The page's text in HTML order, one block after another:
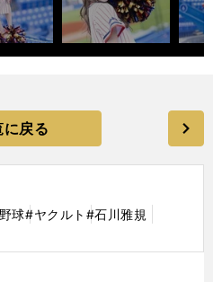
に戻る
球#ヤクルト #石川雅規